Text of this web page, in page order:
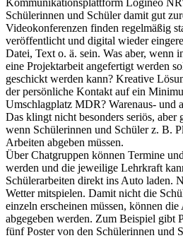
Schülerinnen und Schüler damit gut
Videokonferenzen finden regelmäßig
veröffentlicht und digital wieder
Datei, Text o. ä. sein. Was aber, wenn
eine Projektarbeit angefertigt werden
geschickt werden kann? Kreative
der persönliche Kontakt auf ein
Umschlagplatz MDR? Warenaus- und
Das klingt nicht besonders seriös, aber
wenn Schülerinnen und Schüler z. B.
Arbeiten abgeben müssen.
Über Chatgruppen können Termine
werden und die jeweilige Lehrkraft
Schülerarbeiten direkt ins Auto laden.
Wetter mitspielen. Damit nicht die
einzeln erscheinen müssen, können
abgegeben werden. Zum Beispiel gibt
fünf Poster von den Schülerinnen und